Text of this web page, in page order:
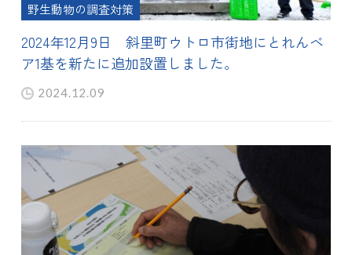
野生動物の調査対策
2024年12月9日 斜里町ウトロ市街地にとれんベ
ア1基を新たに追加設置しました。
2024.12.09